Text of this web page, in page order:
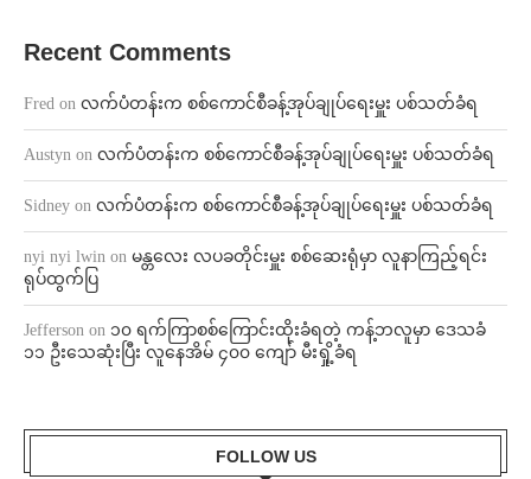
Recent Comments
Fred on လက်ပံတန်းက စစ်ကောင်စီခန့်အုပ်ချုပ်ရေးမှူး ပစ်သတ်ခံရ
Austyn on လက်ပံတန်းက စစ်ကောင်စီခန့်အုပ်ချုပ်ရေးမှူး ပစ်သတ်ခံရ
Sidney on လက်ပံတန်းက စစ်ကောင်စီခန့်အုပ်ချုပ်ရေးမှူး ပစ်သတ်ခံရ
nyi nyi lwin on မန္တလေး လပခတိုင်းမှူး စစ်ဆေးရုံမှာ လူနာကြည့်ရင်း
ရုပ်ထွက်ပြ
Jefferson on ၁၀ ရက်ကြာစစ်ကြောင်းထိုးခံရတဲ့ ကန့်ဘလူမှာ ဒေသခံ
၁၁ ဦးသေဆုံးပြီး လူနေအိမ် ၄၀၀ ကျော် မီးရှို့ခံရ
FOLLOW US